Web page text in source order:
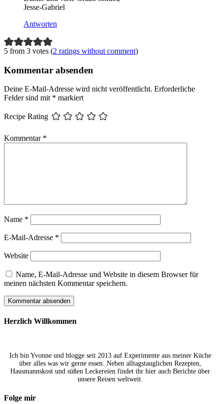
Jesse-Gabriel
Antworten
5 from 3 votes (2 ratings without comment)
Kommentar absenden
Deine E-Mail-Adresse wird nicht veröffentlicht. Erforderliche
Felder sind mit * markiert
Recipe Rating
Kommentar *
Name *
E-Mail-Adresse *
Website
Name, E-Mail-Adresse und Website in diesem Browser für
meinen nächsten Kommentar speichern.
Herzlich Willkommen
Ich bin Yvonne und blogge seit 2013 auf Experimente aus meiner Küche
über alles was wir gerne essen. Neben alltagstauglichen Rezepten,
Hausmannskost und süßen Leckereien findet ihr hier auch Berichte über
unsere Reisen weltweit.
Folge mir